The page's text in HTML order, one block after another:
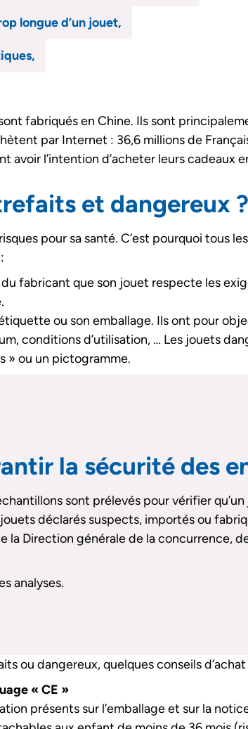
longue d’un jouet,
fabriqués en Chine. Ils sont
par Internet : 36,6 millions de
avoir l’intention d’acheter leurs cadeaux
et dangereux ?
pour sa santé. C’est pourquoi tous
fabricant que son jouet respecte les
ou son emballage. Ils ont pour
conditions d’utilisation, … Les jouets
» ou un pictogramme.
la sécurité des
sont prélevés pour vérifier
déclarés suspects, importés ou
la Direction générale de la concurrence,
analyses.
ou dangereux, quelques conseils
« CE »
présents sur l’emballage et sur la